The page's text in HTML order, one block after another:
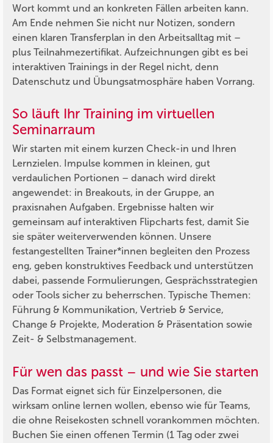
Wort kommt und an konkreten Fällen arbeiten kann.
Am Ende nehmen Sie nicht nur Notizen, sondern
einen klaren Transferplan in den Arbeitsalltag mit –
plus Teilnahmezertifikat. Aufzeichnungen gibt es bei
interaktiven Trainings in der Regel nicht, denn
Datenschutz und Übungsatmosphäre haben Vorrang.
So läuft Ihr Training im virtuellen
Seminarraum
Wir starten mit einem kurzen Check-in und Ihren
Lernzielen. Impulse kommen in kleinen, gut
verdaulichen Portionen – danach wird direkt
angewendet: in Breakouts, in der Gruppe, an
praxisnahen Aufgaben. Ergebnisse halten wir
gemeinsam auf interaktiven Flipcharts fest, damit Sie
sie später weiterverwenden können. Unsere
festangestellten Trainer*innen begleiten den Prozess
eng, geben konstruktives Feedback und unterstützen
dabei, passende Formulierungen, Gesprächsstrategien
oder Tools sicher zu beherrschen. Typische Themen:
Führung & Kommunikation, Vertrieb & Service,
Change & Projekte, Moderation & Präsentation sowie
Zeit- & Selbstmanagement.
Für wen das passt – und wie Sie starten
Das Format eignet sich für Einzelpersonen, die
wirksam online lernen wollen, ebenso wie für Teams,
die ohne Reisekosten schnell vorankommen möchten.
Buchen Sie einen offenen Termin (1 Tag oder zwei